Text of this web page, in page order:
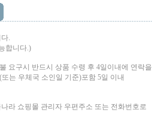
.
합니다.)
요구시 반드시 상품 수령 후 4일이내에 연락을
는 우체국 소인일 기준)포함 5일 이내
라 쇼핑몰 관리자 우편주소 또는 전화번호로